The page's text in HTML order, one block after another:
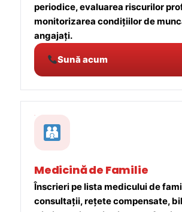
periodice, evaluarea riscurilor
monitorizarea condițiilor de
angajați.
Sună acum
Medicină de Familie
Înscrieri pe lista medicului de
consultații, rețete compensate,